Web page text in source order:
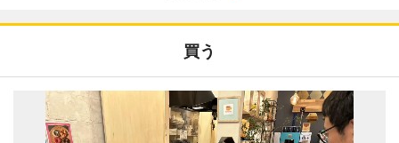
買う